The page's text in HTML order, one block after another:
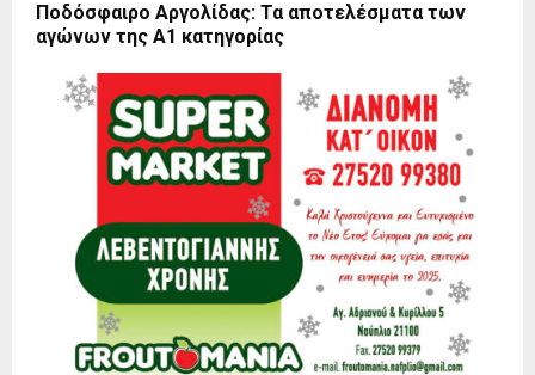
Ποδόσφαιρο Αργολίδας: Τα αποτελέσματα των
αγώνων της Α1 κατηγορίας